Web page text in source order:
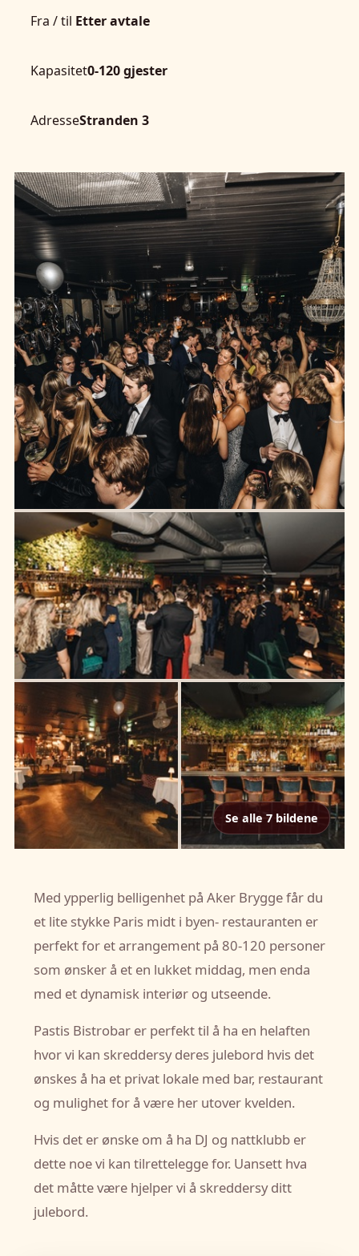
Fra / til Etter avtale
Kapasitet0-120 gjester
AdresseStranden 3
Se alle 7 bildene
Med ypperlig belligenhet på Aker Brygge får du
et lite stykke Paris midt i byen- restauranten er
perfekt for et arrangement på 80-120 personer
som ønsker å et en lukket middag, men enda
med et dynamisk interiør og utseende.
Pastis Bistrobar er perfekt til å ha en helaften
hvor vi kan skreddersy deres julebord hvis det
ønskes å ha et privat lokale med bar, restaurant
og mulighet for å være her utover kvelden.
Hvis det er ønske om å ha DJ og nattklubb er
dette noe vi kan tilrettelegge for. Uansett hva
det måtte være hjelper vi å skreddersy ditt
julebord.